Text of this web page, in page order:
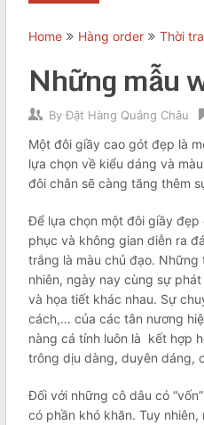
Home Hàng order Thời
Những mẫu
By Đặt Hàng Quảng Châu
Một đôi giầy cao gót đẹp là
lựa chọn về kiểu dáng và
đôi chân sẽ càng tăng thêm
Để lựa chọn một đôi giầy đẹp
phục và không gian diễn ra
trắng là màu chủ đạo.
nhiên, ngày nay cùng sự
và họa tiết khác nhau. Sự
cách,… của các tân nương
nàng cá tính luôn là kết hợp
trông dịu dàng, duyên dáng,
Đối với những cô dâu có
có phần khó khăn. Tuy